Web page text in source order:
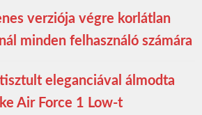
verziója végre korlátlan
minden felhasználó számára
eleganciával álmodta
Air Force 1 Low-t